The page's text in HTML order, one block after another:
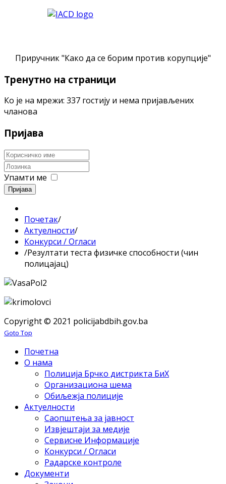
Приручник "Како да се борим против корупције"
Тренутно на страници
Ко је на мрежи: 337 гостију и нема пријављених
чланова
Пријава
Упамти ме
Пријава
Почетак/
Актуелности/
Конкурси / Огласи
/Резултати теста физичке способности (чин
полицајац)
Copyright © 2021 policijabdbih.gov.ba
Goto Top
Почетна
О нама
Полиција Брчко дистрикта БиХ
Организациона шема
Обиљежја полиције
Актуелности
Саопштења за јавност
Извјештаји за медије
Сервисне Информације
Конкурси / Огласи
Радарске контроле
Документи